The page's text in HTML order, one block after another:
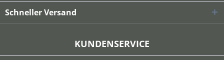
Schneller Versand
KUNDENSERVICE